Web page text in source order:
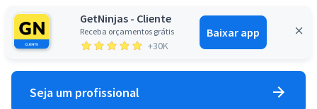
GetNinjas - Cliente
Receba orçamentos grátis
+30K
Baixar app
Entrar
Seja um profissional